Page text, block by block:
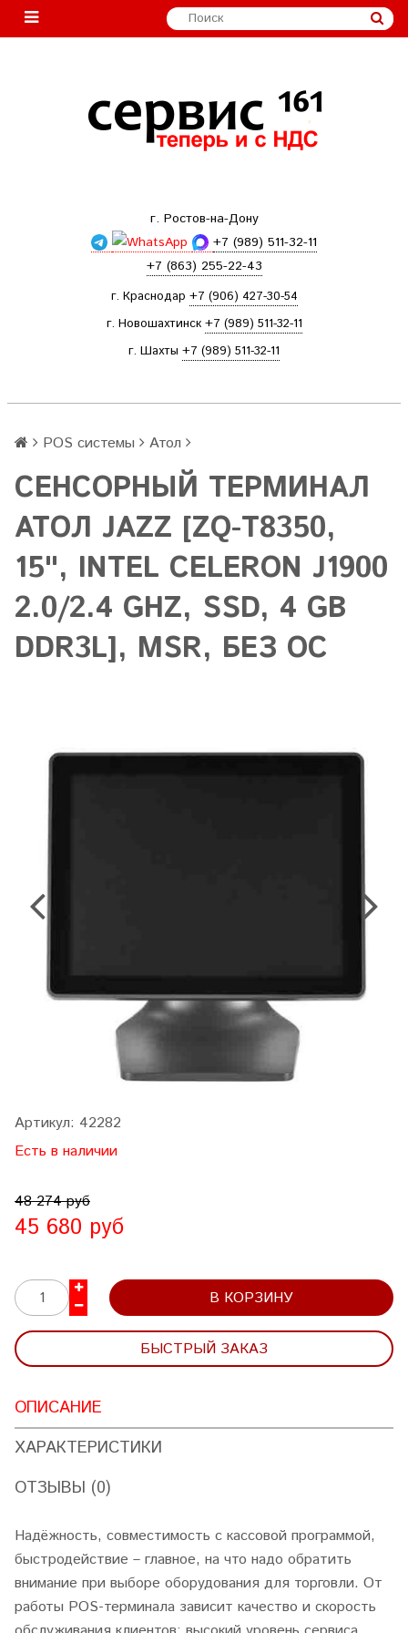
г. Ростов-на-Дону
+7 (989) 511-32-11
+7 (863) 255-22-43
г. Краснодар +7 (906) 427-30-54
г. Новошахтинск +7 (989) 511-32-11
г. Шахты +7 (989) 511-32-11
POS системы Атол
СЕНСОРНЫЙ ТЕРМИНАЛ
АТОЛ JAZZ [ZQ-T8350,
15", INTEL CELERON J1900
2.0/2.4 GHZ, SSD, 4 GB
DDR3L], MSR, БЕЗ ОС
Артикул: 42282
Есть в наличии
48 274 руб
45 680 руб
В КОРЗИНУ
БЫСТРЫЙ ЗАКАЗ
ОПИСАНИЕ
ХАРАКТЕРИСТИКИ
ОТЗЫВЫ (0)
Надёжность, совместимость с кассовой программой,
быстродействие – главное, на что надо обратить
внимание при выборе оборудования для торговли. От
работы POS-терминала зависит качество и скорость